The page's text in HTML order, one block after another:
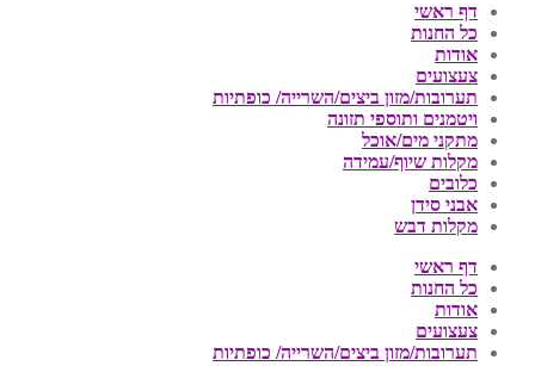
דף ראשי
כל החנות
אודות
צעצועים
תערובות/מזון ביצים/השרייה/ כופתיות
ויטמנים ותוספי תזונה
מתקני מים/אוכל
מקלות שיוף/עמידה
כלובים
אבני סידן
מקלות דבש
דף ראשי
כל החנות
אודות
צעצועים
תערובות/מזון ביצים/השרייה/ כופתיות